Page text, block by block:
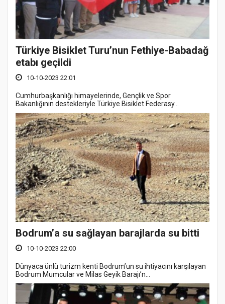
Türkiye Bisiklet Turu’nun Fethiye-Babadağ
etabı geçildi
10-10-2023 22:01
Cumhurbaşkanlığı himayelerinde, Gençlik ve Spor
Bakanlığının destekleriyle Türkiye Bisiklet Federasy...
Bodrum’a su sağlayan barajlarda su bitti
10-10-2023 22:00
Dünyaca ünlü turizm kenti Bodrum’un su ihtiyacını karşılayan
Bodrum Mumcular ve Milas Geyik Barajı’n...